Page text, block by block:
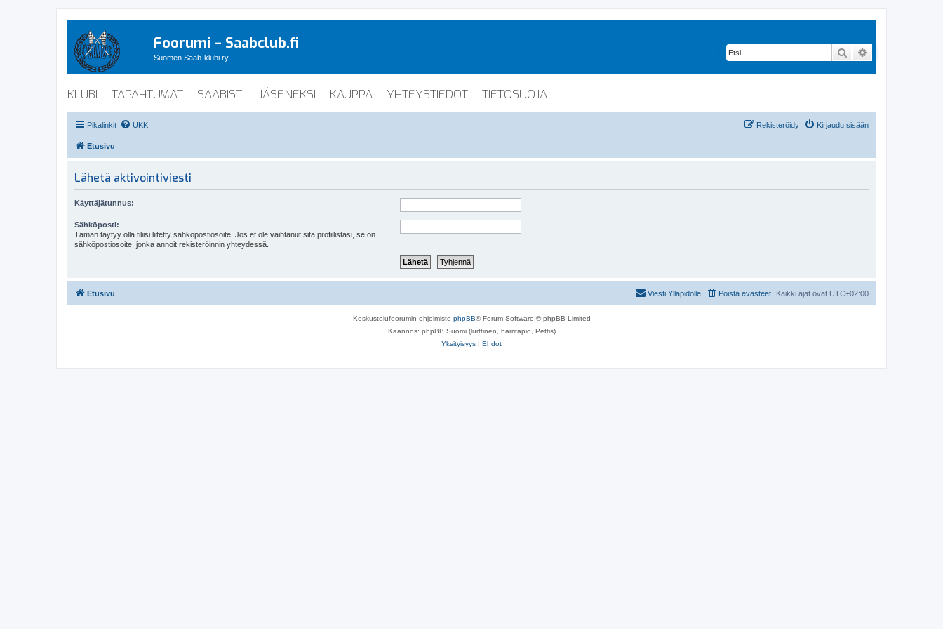
Foorumi – Saabclub.fi
Suomen Saab-klubi ry Etsi
KLUBI TAPAHTUMAT SAABISTI JÄSENEKSI KAUPPA YHTEYSTIEDOT TIETOSUOJA
Pikalinkit UKK Kirjaudu sisään
Rekisteröidy
Etusivu
Lähetä aktivointiviesti
Käyttäjätunnus:
Sähköposti:
Tämän täytyy olla tiliisi liitetty sähköpostiosoite. Jos et ole vaihtanut sitä profiilistasi, se on
sähköpostiosoite, jonka annoit rekisteröinnin yhteydessä.
Etusivu Kaikki ajat ovat UTC+02:00
Poista evästeet
Viesti Ylläpidolle
Keskustelufoorumin ohjelmisto phpBB® Forum Software © phpBB Limited
Käännös: phpBB Suomi (lurttinen, harritapio, Pettis)
Yksityisyys | Ehdot